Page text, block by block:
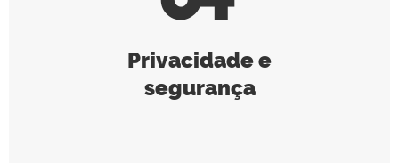
Privacidade e
segurança